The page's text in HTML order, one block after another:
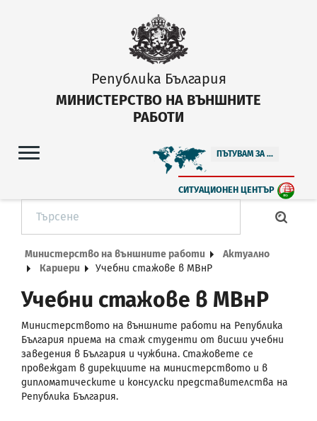
Република България
МИНИСТЕРСТВО НА ВЪНШНИТЕ
РАБОТИ
ПЪТУВАМ ЗА ...
СИТУАЦИОНЕН ЦЕНТЪР
Министерство на външните работи
Актуално
Кариери
Учебни стажове в МВнР
Учебни стажове в МВнР
Министерството на външните работи на Република
България приема на стаж студенти от висши учебни
заведения в България и чужбина. Стажовете се
провеждат в дирекциите на министерството и в
дипломатическите и консулски представителства на
Република България.